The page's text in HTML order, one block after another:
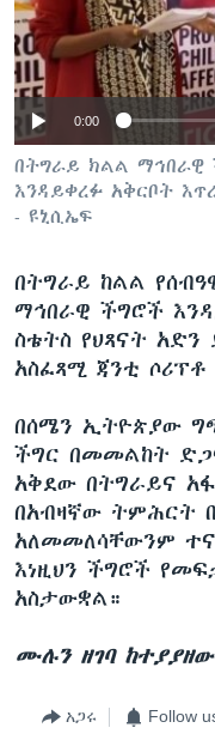
ቋንቋዎች
0:00
በትግራይ ክልል ማኅበራዊ
እንዳይቀረፉ አቅርቦት
- ዩኒሲኤፍ
በትግራይ ከልል
ማኅበራዊ ችግሮች
ስቴትስ የህጻናት
አስፈጻሚ ጃንቲ ሶሪፕቶ
በሰሜን ኢትዮጵያው
ችግር በመመልከት
አቅደው በትግራይና
በአብዛኛው ትምሕርት
አለመመለሳቸውንም
እነዚህን ችግሮች
አስታውቋል።
ሙሉን ዘገባ
አጋሩ Follow